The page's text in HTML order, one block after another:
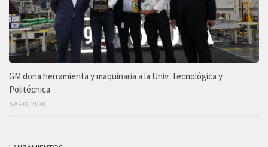
GM dona herramienta y maquinaria a la Univ. Tecnológica y
Politécnica
5 AGO, 2026